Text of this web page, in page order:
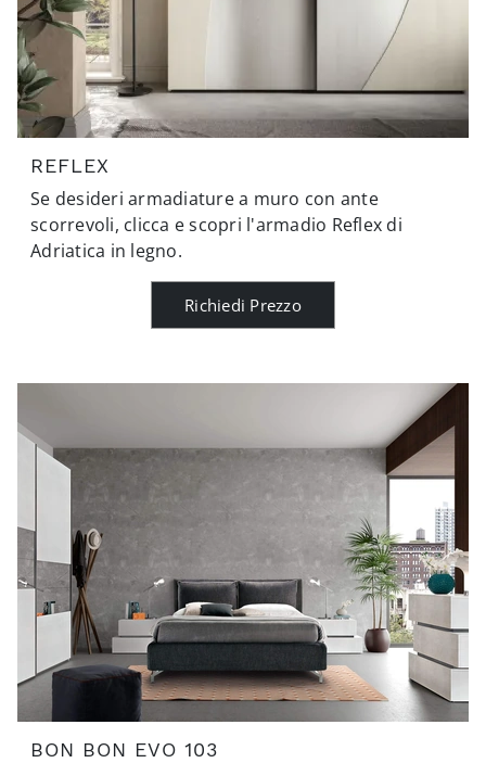
REFLEX
Se desideri armadiature a muro con ante
scorrevoli, clicca e scopri l'armadio Reflex di
Adriatica in legno.
Richiedi Prezzo
BON BON EVO 103